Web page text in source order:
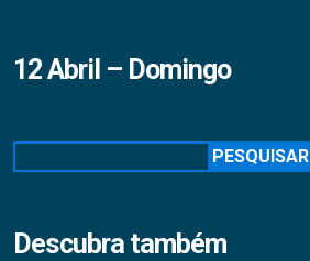
12 Abril – Domingo
PESQUISAR
Descubra também